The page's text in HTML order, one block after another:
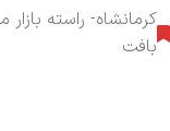
کرمانشاه- راسته
بافت